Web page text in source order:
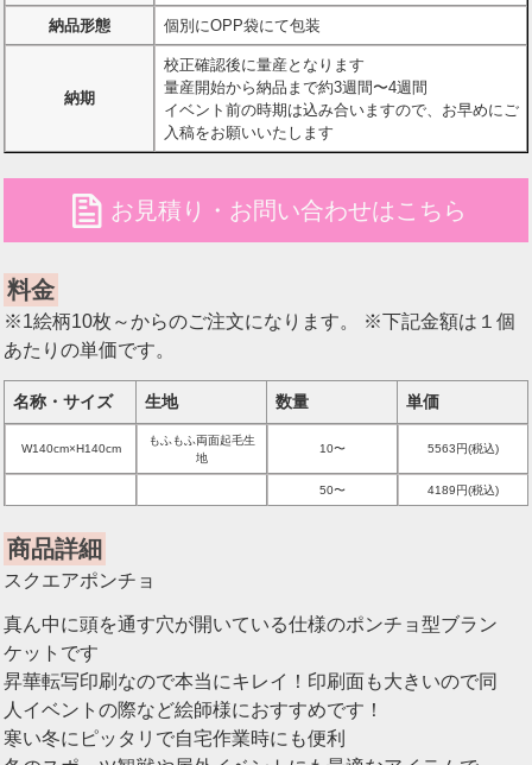
納品形態 個別にOPP袋にて包装
納期
校正確認後に量産となります
量産開始から納品まで約3週間〜4週間
イベント前の時期は込み合いますので、お早めにご
入稿をお願いいたします
file お見積り・お問い合わせはこちら
料金
※1絵柄10枚～からのご注文になります。 ※下記金額は１個
あたりの単価です。
名称・サイズ 生地 数量 単価
W140cm×H140cm
もふもふ両面起毛生
地
10〜 5563円(税込)
50〜 4189円(税込)
商品詳細
スクエアポンチョ
真ん中に頭を通す穴が開いている仕様のポンチョ型ブラン
ケットです
昇華転写印刷なので本当にキレイ！印刷面も大きいので同
人イベントの際など絵師様におすすめです！
寒い冬にピッタリで自宅作業時にも便利